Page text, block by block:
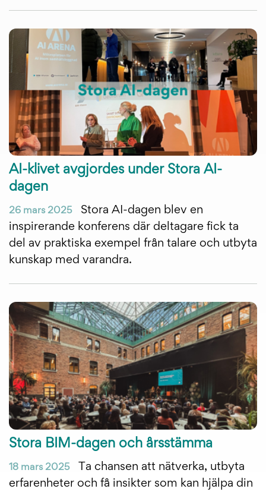
AI-klivet avgjordes under Stora AI-
dagen
26 mars 2025
Stora AI-dagen blev en
inspirerande konferens där deltagare fick ta
del av praktiska exempel från talare och utbyta
kunskap med varandra.
Stora BIM-dagen och årsstämma
18 mars 2025
Ta chansen att nätverka, utbyta
erfarenheter och få insikter som kan hjälpa din